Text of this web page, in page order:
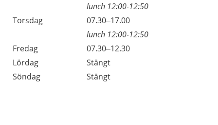
lunch 12:00-12:50
Torsdag
07.30–17.00
lunch 12:00-12:50
Fredag
07.30–12.30
Lördag
Stängt
Söndag
Stängt